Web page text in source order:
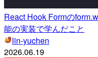
React Hook Formの
能の実装で学んだこと
lin-yuchen
2026.06.19